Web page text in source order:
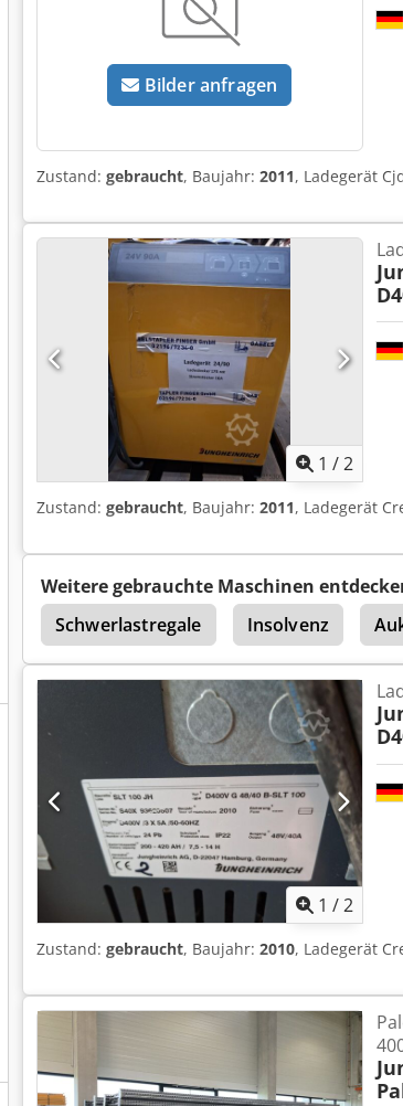
Bilder anfragen
Zustand: gebraucht, Baujahr: 2011, Ladegerät
1 /2
Zustand: gebraucht, Baujahr: 2011, Ladegerät
Weitere gebrauchte Maschinen
Schwerlastregale
Insolvenz
1 /2
Zustand: gebraucht, Baujahr: 2010, Ladegerät